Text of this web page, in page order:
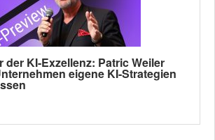
der KI-Exzellenz: Patric Weiler
eigene KI-Strategien